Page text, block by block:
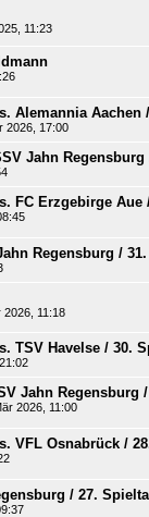
11:23
Alemannia Aachen
2026, 17:00
Jahn Regensburg
FC Erzgebirge Aue
Regensburg /
2026, 11:18
TSV Havelse / 30.
Jahn Regensburg
2026, 11:00
VFL Osnabrück /
/ 27.